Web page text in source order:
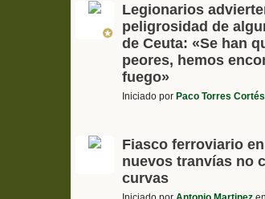
Legionarios
peligrosidad de
de Ceuta: «Se han
peores, hemos
fuego»
Iniciado por Paco Torres Cortés
Fiasco ferroviario
nuevos tranvías no
curvas